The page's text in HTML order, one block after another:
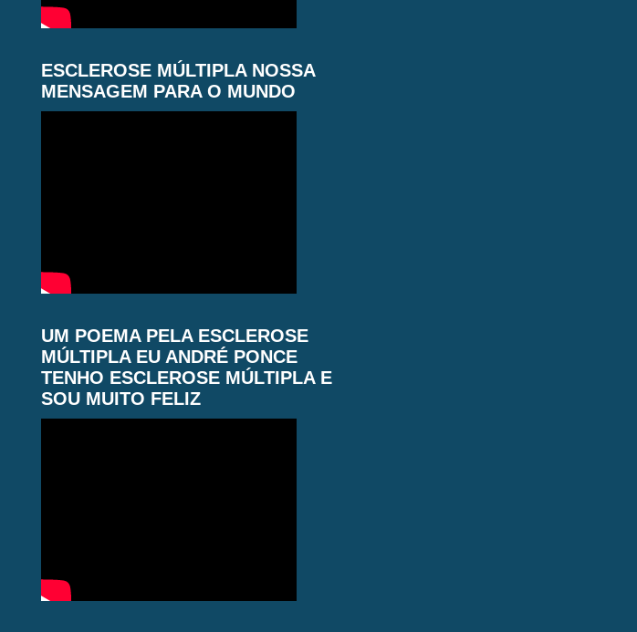
ESCLEROSE MÚLTIPLA NOSSA
MENSAGEM PARA O MUNDO
UM POEMA PELA ESCLEROSE
MÚLTIPLA EU ANDRÉ PONCE
TENHO ESCLEROSE MÚLTIPLA E
SOU MUITO FELIZ